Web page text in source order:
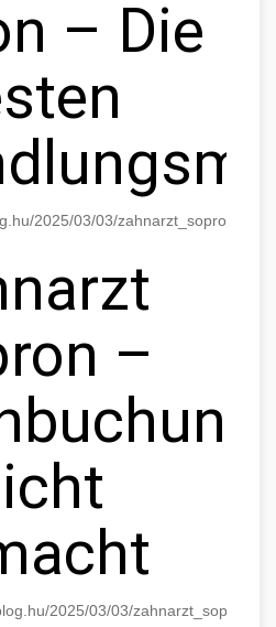
– Die
2025/03/03/
–
2025/03/03/